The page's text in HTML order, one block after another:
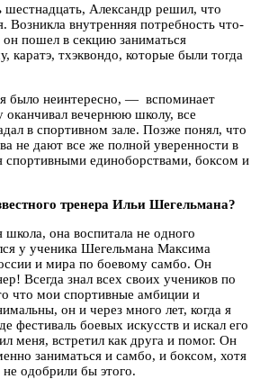
шестнадцать, Александр решил, что
Возникла внутренняя потребность что-
пошел в секцию заниматься
тхэквондо, которые были тогда
было неинтересно, — вспоминает
вечернюю школу, все
в спортивном зале. Позже понял, что
не дают все же полной уверенности в
спортивными единоборствами, боксом и
тренера Ильи Шегельмана?
она воспитала не одного
у ученика Шегельмана Максима
и мира по боевому самбо. Он
Всегда знал всех своих учеников по
что мои спортивные амбиции и
он и через много лет, когда я
фестиваль боевых искусств и искал его
меня, встретил как друга и помог. Он
заниматься и самбо, и боксом, хотя
одобрили бы этого.